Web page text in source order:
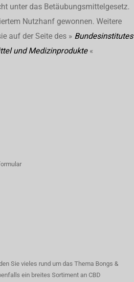
unter das Betäubungsmittelgesetz.
Nutzhanf gewonnen. Weitere
auf der Seite des » Bundesinstitutes
und Medizinprodukte«
Sie vieles rund um das Thema Bongs &
ein breites Sortiment an CBD